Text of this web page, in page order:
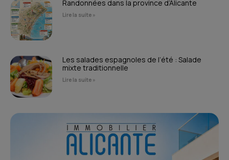
Randonnées dans la province d’Alicante
Lire la suite »
Les salades espagnoles de l’été : Salade
mixte traditionnelle
Lire la suite »